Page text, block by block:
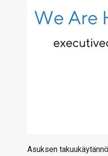
Asuksen